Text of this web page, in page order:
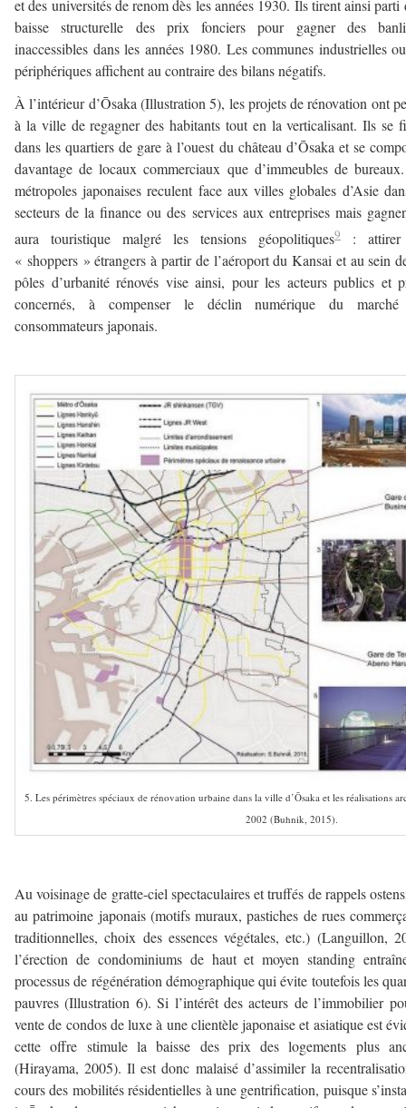
et des universités de renom dès les années 1930. Ils tirent ainsi parti
baisse structurelle des prix fonciers pour gagner des
inaccessibles dans les années 1980. Les communes industrielles
périphériques affichent au contraire des bilans négatifs.
À l’intérieur d’Ōsaka (Illustration 5), les projets de rénovation ont
à la ville de regagner des habitants tout en la verticalisant. Ils se
dans les quartiers de gare à l’ouest du château d’Ōsaka et se
davantage de locaux commerciaux que d’immeubles de
métropoles japonaises reculent face aux villes globales d’Asie
secteurs de la finance ou des services aux entreprises mais
aura touristique malgré les tensions géopolitiques9
: attirer
« shoppers » étrangers à partir de l’aéroport du Kansai et au sein
pôles d’urbanité rénovés vise ainsi, pour les acteurs publics et
concernés, à compenser le déclin numérique du marché
consommateurs japonais.
5. Les périmètres spéciaux de rénovation urbaine dans la ville d’Ōsaka et les réalisations
2002 (Buhnik, 2015).
Au voisinage de gratte-ciel spectaculaires et truffés de rappels
au patrimoine japonais (motifs muraux, pastiches de rues
traditionnelles, choix des essences végétales, etc.) (Languillon,
l’érection de condominiums de haut et moyen standing
processus de régénération démographique qui évite toutefois les
pauvres (Illustration 6). Si l’intérêt des acteurs de l’immobilier
vente de condos de luxe à une clientèle japonaise et asiatique est
cette offre stimule la baisse des prix des logements plus
(Hirayama, 2005). Il est donc malaisé d’assimiler la
cours des mobilités résidentielles à une gentrification, puisque